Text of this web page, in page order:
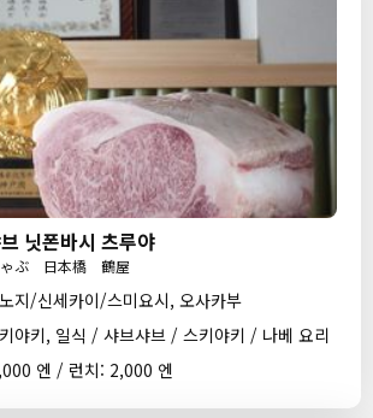
닛폰바시 츠루야
ぶ 日本橋 鶴屋
지/신세카이/스미요시, 오사카부
야키, 일식 / 샤브샤브 / 스키야키 / 나베 요리
엔 / 런치: 2,000 엔